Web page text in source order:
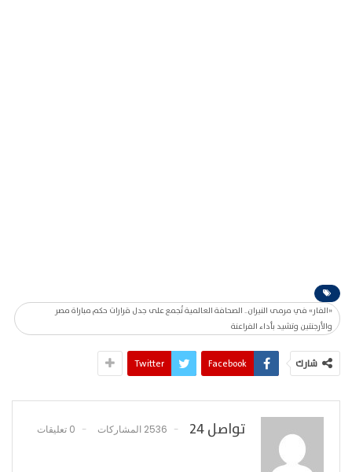
«الفار» في مرمى النيران.. الصحافة العالمية تُجمع على جدل قرارات حكم مباراة مصر
والأرجنتين وتشيد بأداء الفراعنة
شارك Facebook
Twitter
تواصل 24 2536 المشاركات 0 تعليقات